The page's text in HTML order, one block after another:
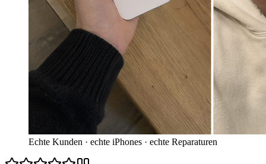
Echte Kunden · echte iPhones · echte Reparaturen